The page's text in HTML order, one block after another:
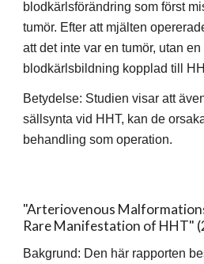
blodkärlsförändring som först
tumör. Efter att mjälten
att det inte var en tumör, utan en
blodkärlsbildning kopplad till
Betydelse: Studien visar att
sällsynta vid HHT, kan de
behandling som operation.
"Arteriovenous
Rare Manifestation of HHT"
Bakgrund: Den här rapporten